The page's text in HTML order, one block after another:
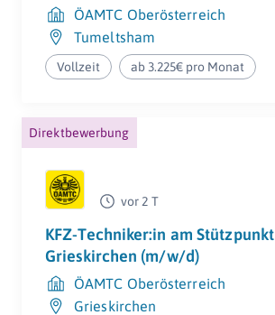
Arbeitszeiten
ÖAMTC Oberösterreich
Tumeltsham
Vollzeit ab 3.225€ pro Monat
Direktbewerbung
vor 2 T
KFZ-Techniker:in am Stützpunkt
Grieskirchen (m/w/d)
ÖAMTC Oberösterreich
Grieskirchen